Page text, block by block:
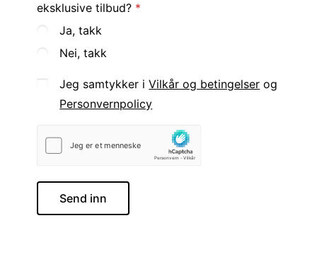
eksklusive tilbud?
Ja, takk
Nei, takk
Jeg samtykker iVilkår og betingelser og
Personvernpolicy
Send inn